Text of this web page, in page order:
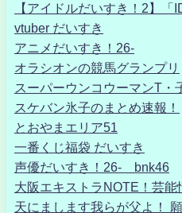
【アイドルだいすき！2】「
vtuber だいすき
アニメだいすき！26-
オラシオンの競馬グランプリ
スーパーウンコウーマンT・
スケバン氷子のまとめ速報！
とおやまエリア51
一番くじ福袋 だいすき
声優だいすき！26- bnk46
大阪エキストラNOTE！芸能
天にまします我らが父よ！